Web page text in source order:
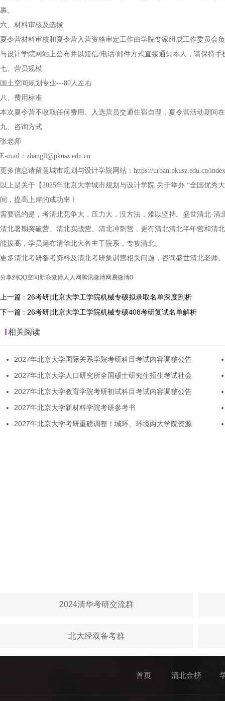
裹。
六、材料审核及选拔
夏令营材料审核和夏令营入营资格审定工作由学院专家组成工作委员会
与设计学院网站上公布并以短信/电话/邮件方式直接通知本人，请保持
七、营员规模
国土空间规划专业---80人左右
八、费用标准
本次夏令营不收取任何费用。入选营员交通住宿自理，夏令营活动期间
九、咨询方式
张老师
E-mail：zhangll@pkusz.edu.cn
更多信息请留意城市规划与设计学院网站：https://urban.pkusz.edu.cn/
以上是关于【2025年北京大学城市规划与设计学院 关于举办 “全国优
间，提高上岸的成功率！
需要说的是，考清北竞争大，压力大，没方法，难以坚持。盛世清北-
清北暑期突破营、清北实战营、清北冲刺营，更有清北清北半年营和清
能拔高，学员遍布清华北大各主干院系，专攻清北。
更多清北考研备考资料及清北考研集训营相关问题，咨询盛世清北老师。
分享到 QQ空间 新浪微博人人网 腾讯微博网易微博0
上一篇 : 26考研|北京大学工学院机械专硕拟录取名单深度剖析
下一篇 : 26考研|北京大学工学院机械专硕408考研复试名单解析
相关阅读
2027年北京大学国际关系学院考研科目考试内容调整公告
2027年北京大学人口研究所全国硕士研究生招生考试社会
2027年北京大学教育学院考研初试科目考试内容调整公告
2027年北京大学新材料学院考研参考书
2027年北京大学考研重磅调整！城环、环境两大学院资源
2024清华考研交流群
北大经双备考群
首页 清北金榜